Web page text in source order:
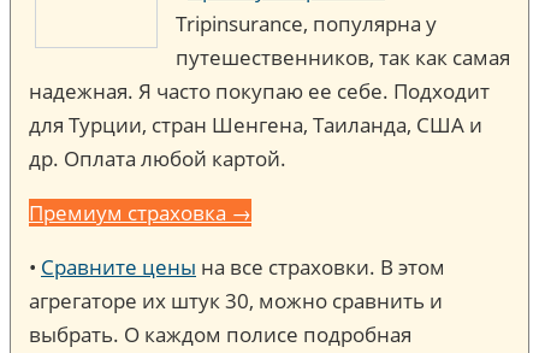
Tripinsurance, популярна у
путешественников, так как самая
надежная. Я часто покупаю ее себе. Подходит
для Турции, стран Шенгена, Таиланда, США и
др. Оплата любой картой.
Премиум страховка →
• Сравните цены на все страховки. В этом
агрегаторе их штук 30, можно сравнить и
выбрать. О каждом полисе подробная